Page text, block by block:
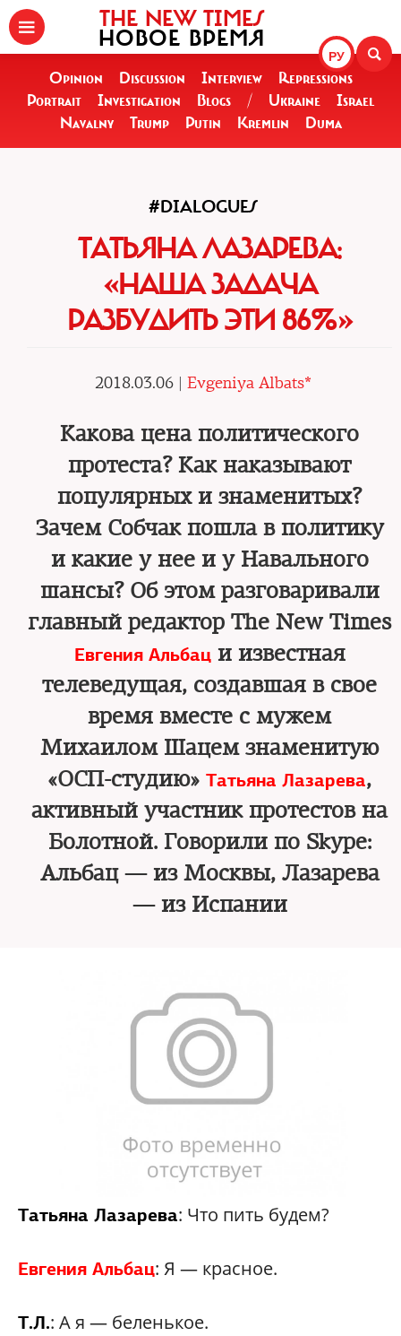
РУ
THE NEW TIMES
НОВОЕ ВРЕМЯ
Opinion Discussion Interview
Repressions
Portrait
Investigation Blogs / Ukraine
Israel
Navalny
Trump Putin Kremlin Duma
#DIALOGUES
ТАТЬЯНА ЛАЗАРЕВА:
«НАША ЗАДАЧА
РАЗБУДИТЬ ЭТИ 86%»
2018.03.06 | Evgeniya Albats*
Какова цена политического
протеста? Как наказывают
популярных и знаменитых?
Зачем Собчак пошла в политику
и какие у нее и у Навального
шансы? Об этом разговаривали
главный редактор The New Times
Евгения Альбаци известная
телеведущая, создавшая в свое
время вместе с мужем
Михаилом Шацем знаменитую
«ОСП-студию» Татьяна Лазарева,
активный участник протестов на
Болотной. Говорили по Skype:
Альбац — из Москвы, Лазарева
— из Испании
Татьяна Лазарева: Что пить будем?
Евгения Альбац: Я — красное.
Т.Л.: А я — беленькое.